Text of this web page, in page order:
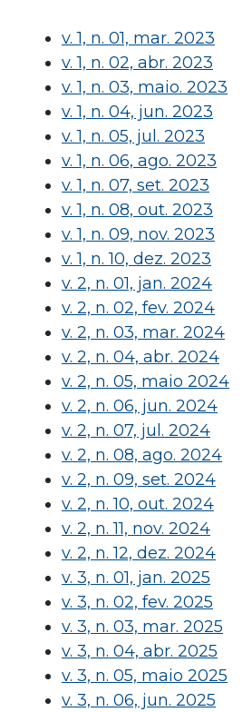
v. 1, n. 01, mar. 2023
v. 1, n. 02, abr. 2023
v. 1, n. 03, maio. 2023
v. 1, n. 04, jun. 2023
v. 1, n. 05, jul. 2023
v. 1, n. 06, ago. 2023
v. 1, n. 07, set. 2023
v. 1, n. 08, out. 2023
v. 1, n. 09, nov. 2023
v. 1, n. 10, dez. 2023
v. 2, n. 01, jan. 2024
v. 2, n. 02, fev. 2024
v. 2, n. 03, mar. 2024
v. 2, n. 04, abr. 2024
v. 2, n. 05, maio 2024
v. 2, n. 06, jun. 2024
v. 2, n. 07, jul. 2024
v. 2, n. 08, ago. 2024
v. 2, n. 09, set. 2024
v. 2, n. 10, out. 2024
v. 2, n. 11, nov. 2024
v. 2, n. 12, dez. 2024
v. 3, n. 01, jan. 2025
v. 3, n. 02, fev. 2025
v. 3, n. 03, mar. 2025
v. 3, n. 04, abr. 2025
v. 3, n. 05, maio 2025
v. 3, n. 06, jun. 2025